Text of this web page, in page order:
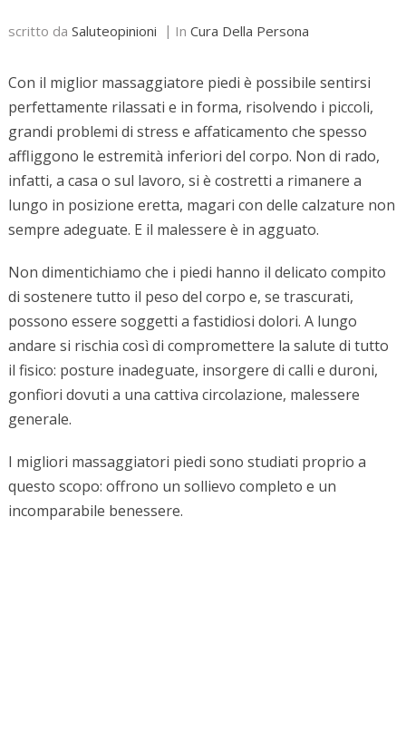
scritto da Saluteopinioni In Cura Della Persona
Con il miglior massaggiatore piedi è possibile sentirsi
perfettamente rilassati e in forma, risolvendo i piccoli,
grandi problemi di stress e affaticamento che spesso
affliggono le estremità inferiori del corpo. Non di rado,
infatti, a casa o sul lavoro, si è costretti a rimanere a
lungo in posizione eretta, magari con delle calzature non
sempre adeguate. E il malessere è in agguato.
Non dimentichiamo che i piedi hanno il delicato compito
di sostenere tutto il peso del corpo e, se trascurati,
possono essere soggetti a fastidiosi dolori. A lungo
andare si rischia così di compromettere la salute di tutto
il fisico: posture inadeguate, insorgere di calli e duroni,
gonfiori dovuti a una cattiva circolazione, malessere
generale.
I migliori massaggiatori piedi sono studiati proprio a
questo scopo: offrono un sollievo completo e un
incomparabile benessere.